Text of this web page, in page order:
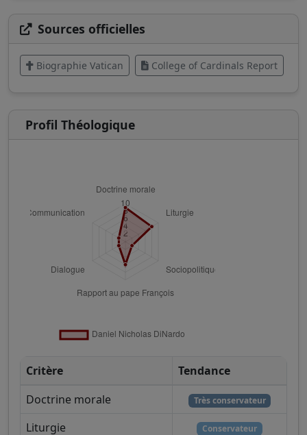
Sources officielles
Biographie Vatican College of Cardinals Report
Profil Théologique
Critère
Tendance
Doctrine morale
Très conservateur
Liturgie Conservateur